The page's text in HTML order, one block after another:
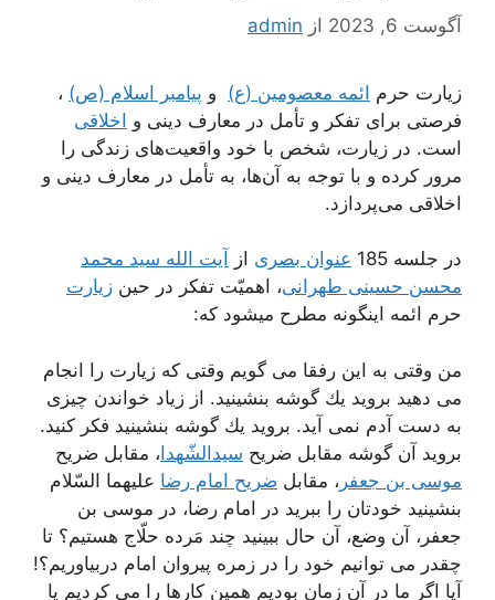
آگوست 6, 2023 از admin
زیارت حرم ائمه معصومین (ع) و پیامبر اسلام (ص) ،
فرصتی برای تفکر و تأمل در معارف دینی و اخلاقی
است. در زیارت، شخص با خود واقعیت‌های زندگی را
مرور کرده و با توجه به آن‌ها، به تأمل در معارف دینی و
اخلاقی می‌پردازد.
در جلسه 185 عنوان بصری از
آیت الله سید محمد
محسن حسینی طهرانی، اهمیّت تفکر در حین زیارت
حرم ائمه اینگونه مطرح میشود که:
من وقتی به این رفقا می گویم وقتی كه زیارت را انجام
می دهید بروید یك گوشه بنشینید. از زیاد خواندن چیزی
به دست آدم نمی آید. بروید یك گوشه بنشینید فكر كنید.
بروید آن گوشه مقابل ضریح سیدالشّهدا، مقابل ضریح
موسی بن جعفر ، مقابل ضریح امام رضا علیهما السّلام
بنشینید خودتان را ببرید در امام رضا، در موسی بن
جعفر، آن وضع، آن حال ببینید چند مَرده حلّاج هستیم؟ تا
چقدر می توانیم خود را در زمره پیروان امام دربیاوریم؟!
آیا اگر ما در آن زمان بودیم همین كارها را می كردیم یا